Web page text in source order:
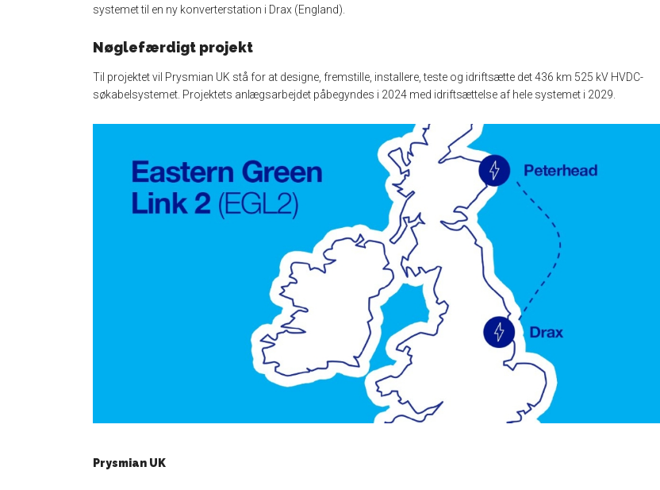
systemet til en ny konverterstation i Drax (England).
Nøglefærdigt projekt
Til projektet vil Prysmian UK stå for at designe, fremstille, installere, teste og idriftsætte det 436 km 525 kV HVDC-
søkabelsystemet. Projektets anlægsarbejdet påbegyndes i 2024 med idriftsættelse af hele systemet i 2029.
Prysmian UK